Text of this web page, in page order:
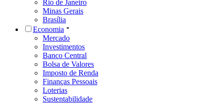
Rio de Janeiro
Minas Gerais
Brasília
Economia
Mercado
Investimentos
Banco Central
Bolsa de Valores
Imposto de Renda
Finanças Pessoais
Loterias
Sustentabilidade